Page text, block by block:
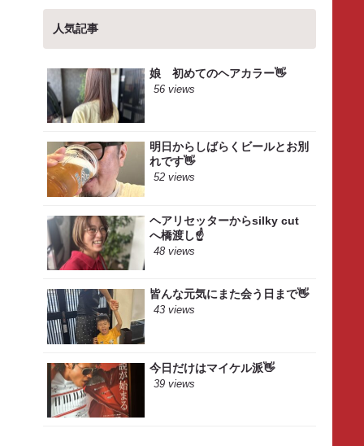
人気記事
娘 初めてのヘアカラー👋
56 views
明日からしばらくビールとお別
れです👋
52 views
ヘアリセッターからsilky cut
へ橋渡し☝️
48 views
皆んな元気にまた会う日まで👋
43 views
今日だけはマイケル派👋
39 views